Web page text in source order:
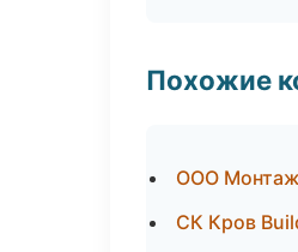
Похожие
ООО
СК Кров